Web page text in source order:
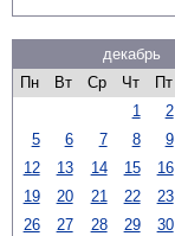
декабрь
Пн
Вт Ср Чт Пт
1
2
5
6 7 8 9
12
13 14 15 16
19
20 21 22 23
26
27 28 29 30